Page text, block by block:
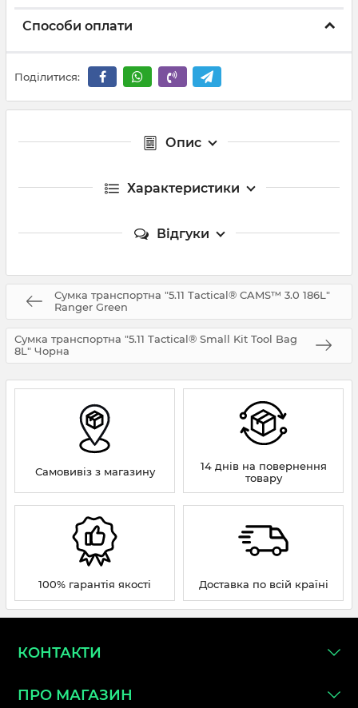
Способи оплати
Поділитися:
Опис
Характеристики
Відгуки
Сумка транспортна "5.11 Tactical® CAMS™ 3.0 186L"
Ranger Green
Сумка транспортна "5.11 Tactical® Small Kit Tool Bag
8L" Чорна
Самовивіз з магазину
14 днів на повернення
товару
100% гарантія якості Доставка по всій країні
КОНТАКТИ
ПРО МАГАЗИН